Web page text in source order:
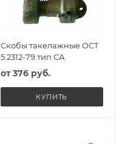
Скобы такелажные ОСТ
5.2312-79 тип СА
от376 руб.
КУПИТЬ